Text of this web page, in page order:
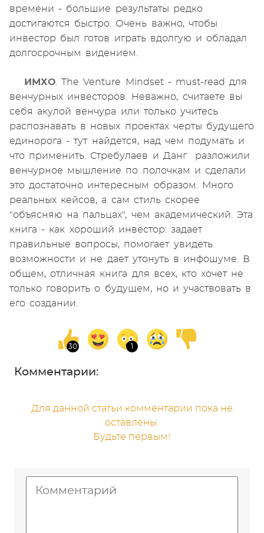
времени - большие результаты редко
достигаются быстро. Очень важно, чтобы
инвестор был готов играть вдолгую и обладал
долгосрочным видением.
ИМХО. The Venture Mindset - must-read для
венчурных инвесторов. Неважно, считаете вы
себя акулой венчура или только учитесь
распознавать в новых проектах черты будущего
единорога - тут найдется, над чем подумать и
что применить. Стребулаев и Данг разложили
венчурное мышление по полочкам и сделали
это достаточно интересным образом. Много
реальных кейсов, а сам стиль скорее
"объясняю на пальцах", чем академический. Эта
книга - как хороший инвестор: задает
правильные вопросы, помогает увидеть
возможности и не дает утонуть в инфошуме. В
общем, отличная книга для всех, кто хочет не
только говорить о будущем, но и участвовать в
его создании.
Комментарии:
Для данной статьи комментарии пока не
оставлены.
Будьте первым!